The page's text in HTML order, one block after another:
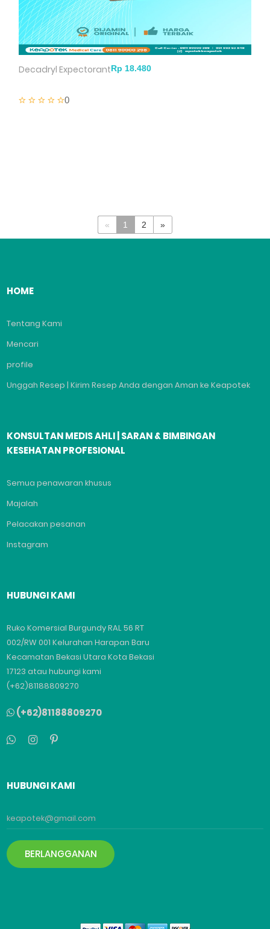
Decadryl Expectorant
0
« 1 2 »
HOME
Tentang Kami
Mencari
profile
Unggah Resep | Kirim Resep Anda dengan Aman ke Keapotek
KONSULTAN MEDIS AHLI | SARAN & BIMBINGAN
KESEHATAN PROFESIONAL
Semua penawaran khusus
Majalah
Pelacakan pesanan
Instagram
HUBUNGI KAMI
Ruko Komersial Burgundy RAL 56 RT
002/RW 001 Kelurahan Harapan Baru
Kecamatan Bekasi Utara Kota Bekasi
17123 atau hubungi kami
(+62)81188809270
(+62)81188809270
HUBUNGI KAMI
BERLANGGANAN